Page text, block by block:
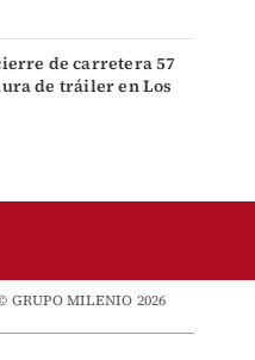
de carretera 57
de tráiler en Los
GRUPO MILENIO 2026